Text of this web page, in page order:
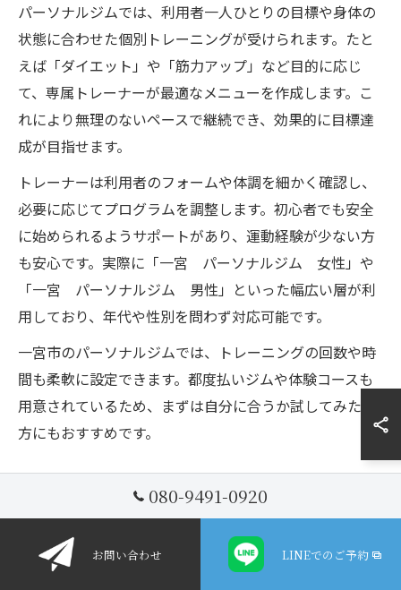
パーソナルジムでは、利用者一人ひとりの目標や身体の
状態に合わせた個別トレーニングが受けられます。たと
えば「ダイエット」や「筋力アップ」など目的に応じ
て、専属トレーナーが最適なメニューを作成します。こ
れにより無理のないペースで継続でき、効果的に目標達
成が目指せます。
トレーナーは利用者のフォームや体調を細かく確認し、
必要に応じてプログラムを調整します。初心者でも安全
に始められるようサポートがあり、運動経験が少ない方
も安心です。実際に「一宮 パーソナルジム 女性」や
「一宮 パーソナルジム 男性」といった幅広い層が利
用しており、年代や性別を問わず対応可能です。
一宮市のパーソナルジムでは、トレーニングの回数や時
間も柔軟に設定できます。都度払いジムや体験コースも
用意されているため、まずは自分に合うか試してみたい
方にもおすすめです。
効率的なボディメイクを支えるパーソナルジ
ムの特徴
パーソナルジムが効率的なボディメイクを実現できる理
由は、個別のプランニングとプロによる指導にありま
080-9491-0920
お問い合わせ LINEでのご予約